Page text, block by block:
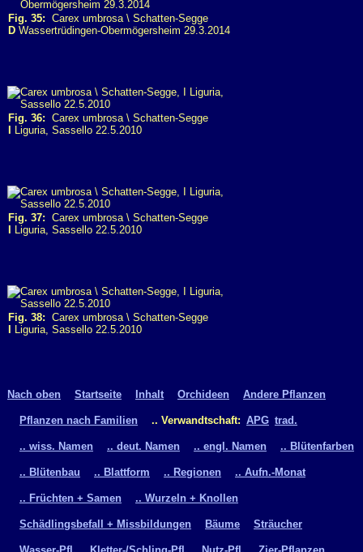
Fig. 35: Carex umbrosa \ Schatten-Segge
D Wassertrüdingen-Obermögersheim 29.3.2014
Fig. 36: Carex umbrosa \ Schatten-Segge
Liguria, Sassello 22.5.2010
Fig. 37: Carex umbrosa \ Schatten-Segge
Liguria, Sassello 22.5.2010
Fig. 38: Carex umbrosa \ Schatten-Segge
Liguria, Sassello 22.5.2010
Nach oben Startseite Inhalt Orchideen Andere Pflanzen
Pflanzen nach Familien .. Verwandtschaft: APG trad.
.. wiss. Namen .. deut. Namen .. engl. Namen .. Blütenfarben
.. Blütenbau .. Blattform .. Regionen .. Aufn.-Monat
.. Früchten + Samen .. Wurzeln + Knollen
Schädlingsbefall + Missbildungen Bäume Sträucher